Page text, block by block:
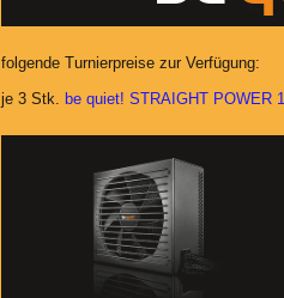
folgende Turnierpreise zur Verfügung:
je 3 Stk. be quiet! STRAIGHT POWER